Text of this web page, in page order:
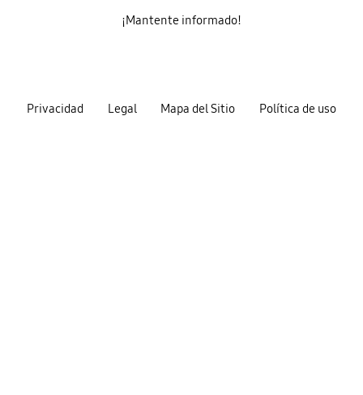
Privacidad Legal Mapa del Sitio Política de uso
¡Mantente informado!